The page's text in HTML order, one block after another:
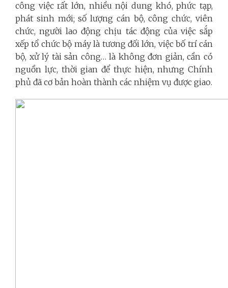
công việc rất lớn, nhiều nội dung khó, phức tạp,
phát sinh mới; số lượng cán bộ, công chức, viên
chức, người lao động chịu tác động của việc sắp
xếp tổ chức bộ máy là tương đối lớn, việc bố trí cán
bộ, xử lý tài sản công… là không đơn giản, cần có
nguồn lực, thời gian để thực hiện, nhưng Chính
phủ đã cơ bản hoàn thành các nhiệm vụ được giao.